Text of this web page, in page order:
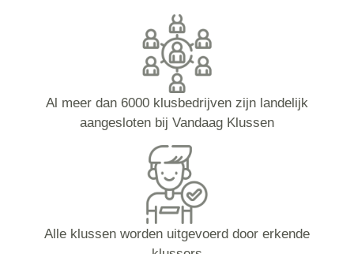
Al meer dan 6000 klusbedrijven zijn landelijk
aangesloten bij Vandaag Klussen
Alle klussen worden uitgevoerd door erkende